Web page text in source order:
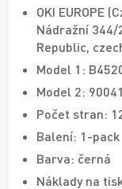
OKI EUROPE
Nádražní 344/
Republic,
Model 1:
Model 2:
Počet stran:
Balení: 1-pack
Barva: černá
Náklady na